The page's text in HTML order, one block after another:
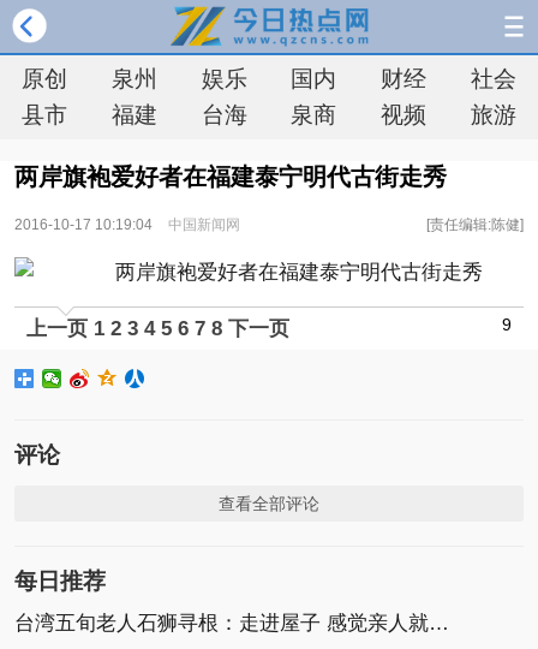
原创 泉州 娱乐 国内 财经
社会
县市
福建 台海 泉商 视频 旅游
两岸旗袍爱好者在福建泰宁明代古街走秀
2016-10-17 10:19:04 中国新闻网 [责任编辑:陈健]
上一页 1 2 3 4 5 6 7 8 9
下一页
评论
查看全部评论
每日推荐
台湾五旬老人石狮寻根：走进屋子 感觉亲人就在身边